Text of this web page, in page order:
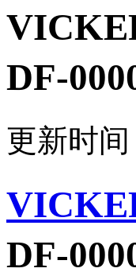
DF-
更新时
DF-